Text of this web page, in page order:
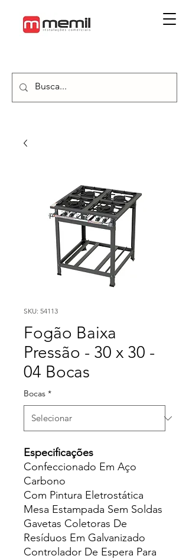
SKU: 54113
Fogão Baixa
Pressão - 30 x 30 -
04 Bocas
Bocas *
Especificações
Confeccionado Em Aço
Carbono
Com Pintura Eletrostática
Mesa Estampada Sem Soldas
Gavetas Coletoras De
Resíduos Em Galvanizado
Controlador De Espera Para